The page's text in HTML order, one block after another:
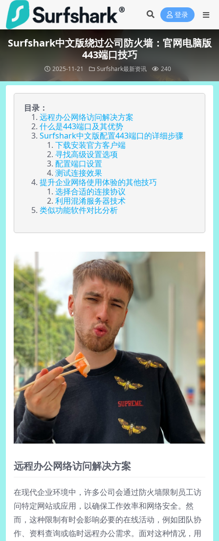
登录
Surfshark中文版绕过公司防火墙：官网电脑版
443端口技巧
2025-11-21 Surfshark最新资讯 240
目录：
远程办公网络访问解决方案
什么是443端口及其优势
Surfshark中文版配置443端口的详细步骤
下载安装官方客户端
寻找高级设置选项
配置端口设置
测试连接效果
提升企业网络使用体验的其他技巧
选择合适的连接协议
利用混淆服务器技术
类似功能软件对比分析
远程办公网络访问解决方案
在现代企业环境中，许多公司会通过防火墙限制员工访
问特定网站或应用，以确保工作效率和网络安全。然
而，这种限制有时会影响必要的在线活动，例如团队协
作、资料查询或临时远程办公需求。面对这种情况，用